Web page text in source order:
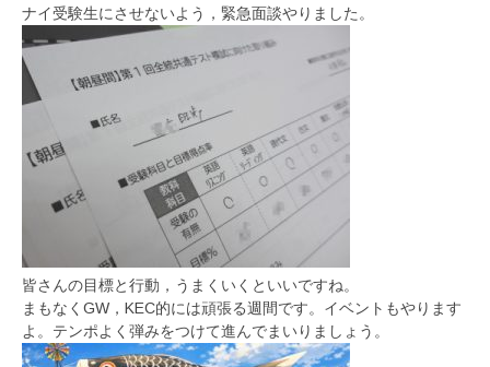
ナイ受験生にさせないよう，緊急面談やりました。
皆さんの目標と行動，うまくいくといいですね。
まもなくGW，KEC的には頑張る週間です。イベントもやります
よ。テンポよく弾みをつけて進んでまいりましょう。